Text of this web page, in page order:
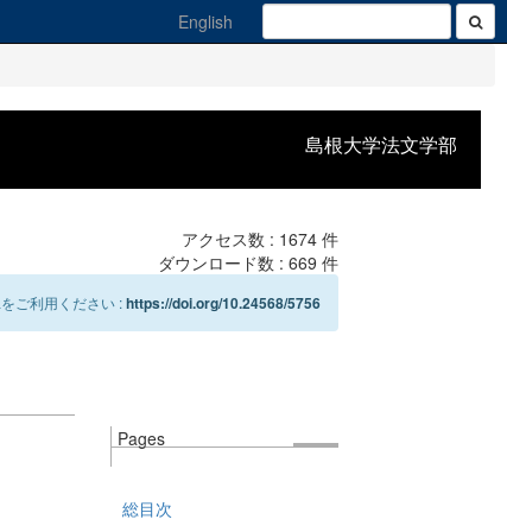
English
島根大学法文学部
アクセス数 : 1674件
ダウンロード数 : 669 件
ご利用ください :https://doi.org/10.24568/5756
Pages
総目次